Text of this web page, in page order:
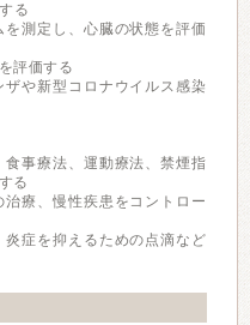
る
測定し、心臓の状態を評価
評価する
や新型コロナウイルス感染
食事療法、運動療法、禁煙指
る
療、慢性疾患をコントロー
炎症を抑えるための点滴など